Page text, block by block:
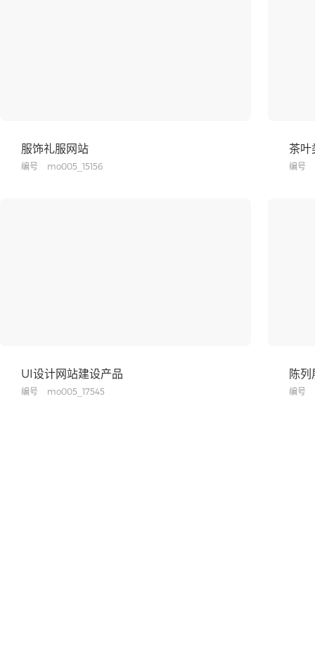
服饰礼服网站
编号 mo005_15156
茶叶
编号
UI设计网站建设产品
编号 mo005_17545
陈列
编号